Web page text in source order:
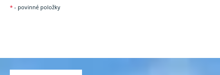
* - povinné položky